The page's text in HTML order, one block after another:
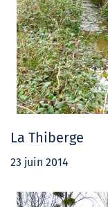
La Thiberge
23 juin 2014